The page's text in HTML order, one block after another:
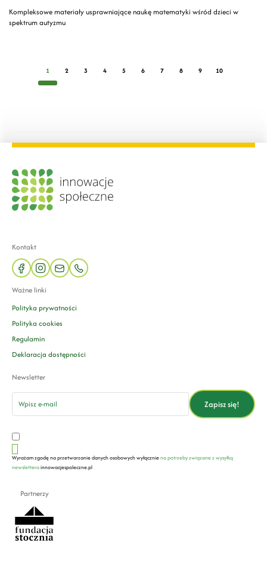
Kompleksowe materiały usprawniające naukę matematyki wśród dzieci w
spektrum autyzmu
1 2 3 4 5 6 7 8 9 10
Kontakt
facebookinstagram
mail phone
Ważne linki
Polityka prywatności
Polityka cookies
Regulamin
Deklaracja dostępności
Newsletter
email
Zapisz się!
Wyrażam zgodę na przetwarzanie danych osobowych wyłączniena potrzeby związane z wysyłką
newsletterainnowacjespoleczne.pl
Partnerzy